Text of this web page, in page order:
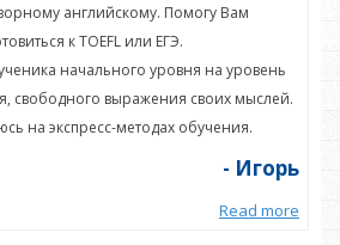
английскому. Помогу Вам
к TOEFL или ЕГЭ.
начального уровня на уровень
свободного выражения своих мыслей.
на экспресс-методах обучения.
- Игорь
Read more